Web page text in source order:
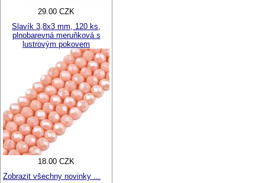
29.00 CZK
Slavík 3,8x3 mm, 120 ks,
plnobarevná meruňková s
lustrovým pokovem
18.00 CZK
Zobrazit všechny novinky ...